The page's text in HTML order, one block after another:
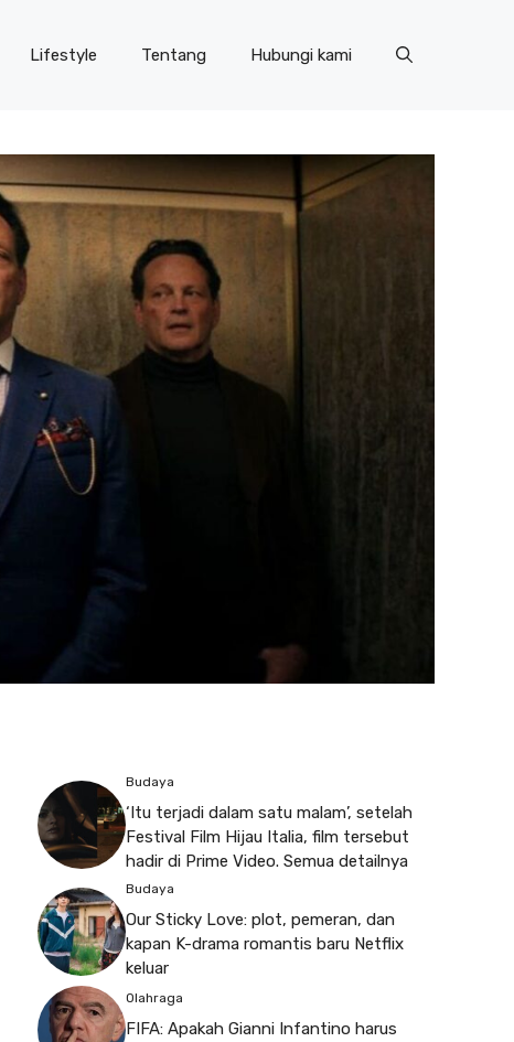
Lifestyle Tentang Hubungi kami
Budaya
‘Itu terjadi dalam satu malam’, setelah
Festival Film Hijau Italia, film tersebut
hadir di Prime Video. Semua detailnya
Budaya
Our Sticky Love: plot, pemeran, dan
kapan K-drama romantis baru Netflix
keluar
Olahraga
FIFA: Apakah Gianni Infantino harus